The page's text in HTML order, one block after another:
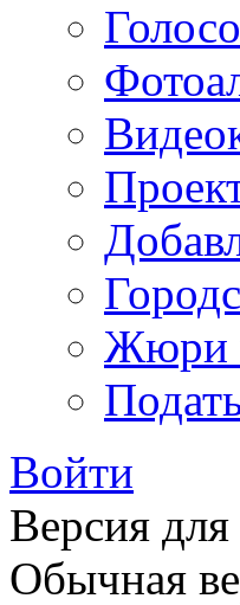
Жюри
Войти
Версия
Обычная